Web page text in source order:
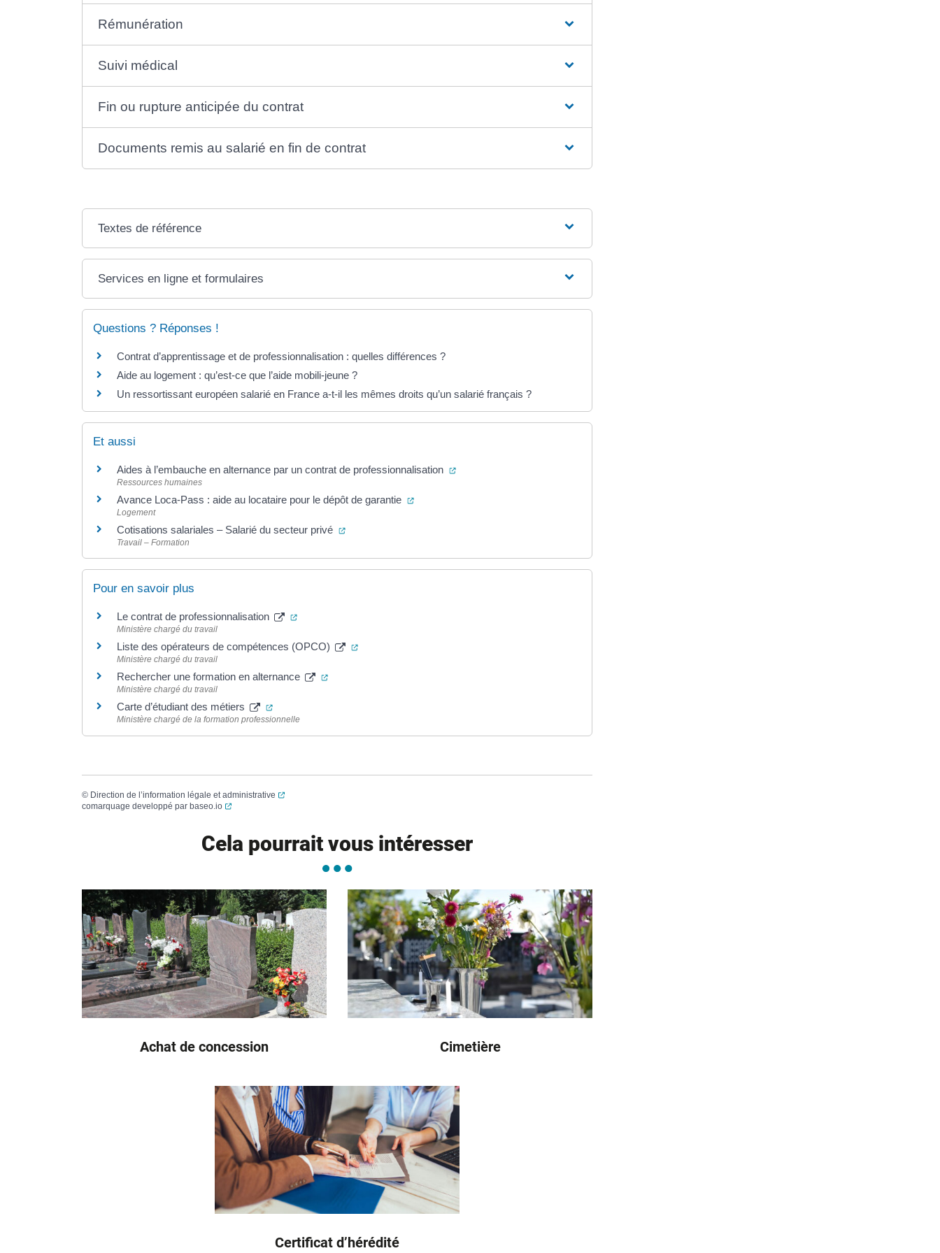
Rémunération
Suivi médical
Fin ou rupture anticipée du contrat
Documents remis au salarié en fin de contrat
Textes de référence
Services en ligne et formulaires
Questions ? Réponses !
Contrat d’apprentissage et de professionnalisation : quelles différences ?
Aide au logement : qu’est-ce que l’aide mobili-jeune ?
Un ressortissant européen salarié en France a-t-il les mêmes droits qu’un salarié français ?
Et aussi
Aides à l’embauche en alternance par un contrat de professionnalisation (ouverture dans un nouvel onglet)
Ressources humaines
Avance Loca-Pass : aide au locataire pour le dépôt de garantie (ouverture dans un nouvel onglet)
Logement
Cotisations salariales – Salarié du secteur privé (ouverture dans un nouvel onglet)
Travail – Formation
Pour en savoir plus
Le contrat de professionnalisation (ouverture dans un nouvel onglet)
Ministère chargé du travail
Liste des opérateurs de compétences (OPCO) (ouverture dans un nouvel onglet)
Ministère chargé du travail
Rechercher une formation en alternance (ouverture dans un nouvel onglet)
Ministère chargé du travail
Carte d’étudiant des métiers (ouverture dans un nouvel onglet)
Ministère chargé de la formation professionnelle
© Direction de l’information légale et administrative
(ouverture dans un nouvel onglet)
comarquage developpé par baseo.io (ouverture dans un nouvel onglet)
Cela pourrait vous intéresser
Achat de concession Cimetière
Certificat d’hérédité